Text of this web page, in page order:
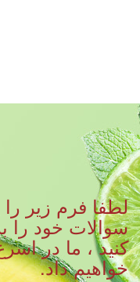
لطفا فرم زیر
کنید ، ما در
خواهیم داد.